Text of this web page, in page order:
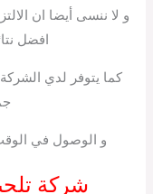
و لا ننسى أيضا ان
افضل
كما يتوفر لدي
و الوصول في
شركة